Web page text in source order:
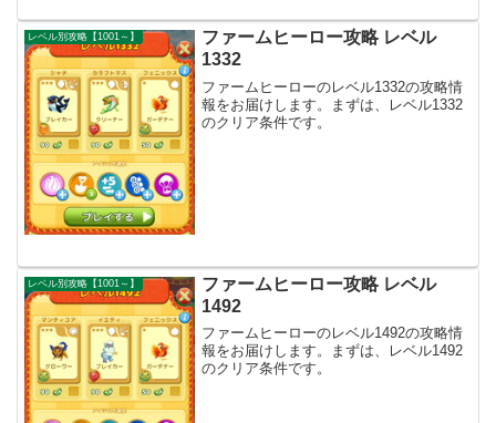
レベル別攻略【1001～】
ファームヒーロー攻略 レベル
1332
ファームヒーローのレベル1332の攻略情
報をお届けします。まずは、レベル1332
のクリア条件です。
レベル別攻略【1001～】
ファームヒーロー攻略 レベル
1492
ファームヒーローのレベル1492の攻略情
報をお届けします。まずは、レベル1492
のクリア条件です。